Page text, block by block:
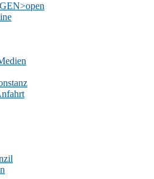
>open